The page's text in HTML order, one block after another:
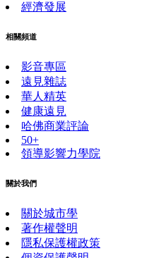
經濟發展
相關頻道
影音專區
遠見雜誌
華人精英
健康遠見
哈佛商業評論
50+
領導影響力學院
關於我們
關於城市學
著作權聲明
隱私保護權政策